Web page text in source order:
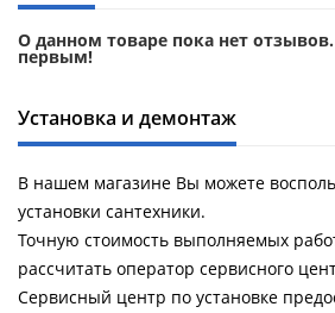
О данном товаре пока нет
первым!
Установка и демонтаж
В нашем магазине Вы можете
установки сантехники.
Точную стоимость выполняемых
рассчитать оператор сервисного
Сервисный центр по установке